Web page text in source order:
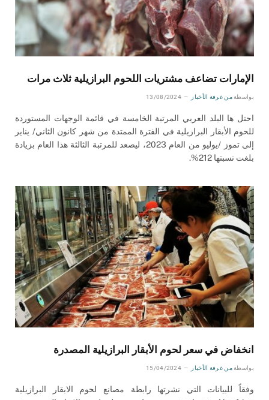
الإمارات تضاعف مشتريات اللحوم البرازيلية ثلاث مرات
بواسطة من غرفة الأخبار 13/08/2024
احتل ها البلد العربي المرتبة الخامسة في قائمة الوجهات المستوردة
للحوم الأبقار البرازيلية في الفترة الممتدة من شهر كانون الثاني/ يناير
إلى تموز /يوليو من العام 2023، ليصعد للمرتبة الثالثة هذا العام بزيادة
بلغت نسبتها 212%.
انخفاض في سعر لحوم الأبقار البرازيلية المصدرة
بواسطة من غرفة الأخبار 15/04/2024
وفقاً للبيانات التي نشرتها رابطة مصانع لحوم الابقار البرازيلية